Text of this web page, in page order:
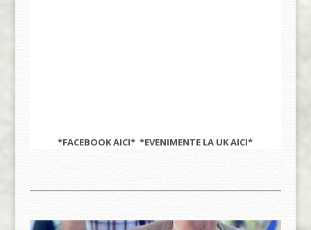
*FACEBOOKAICI* *EVENIMENTE LA UKAICI*